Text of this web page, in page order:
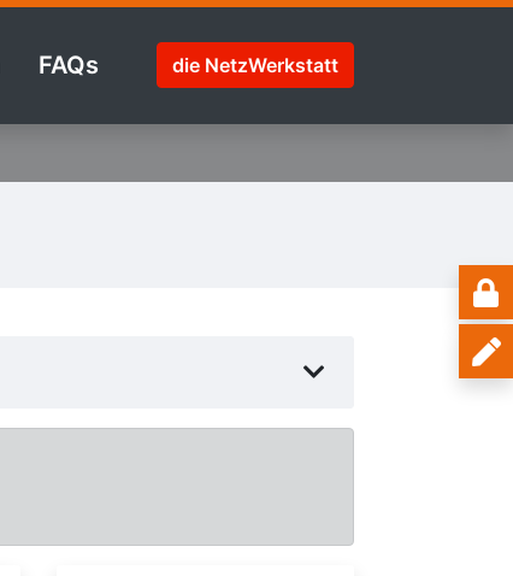
FAQs die NetzWerkstatt